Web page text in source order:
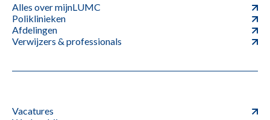
Alles over mijnLUMC
Poliklinieken
Afdelingen
Verwijzers & professionals
Vacatures